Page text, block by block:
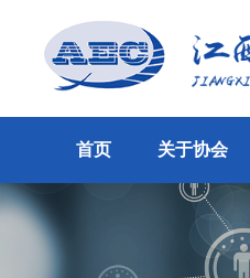
首页 关于协会